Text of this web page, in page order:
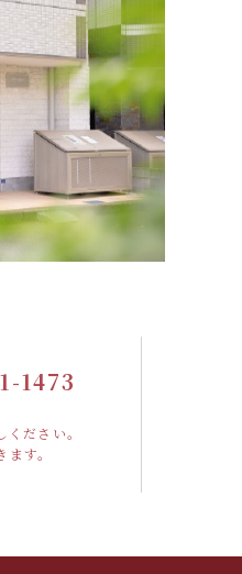
1473
ださい。
す。